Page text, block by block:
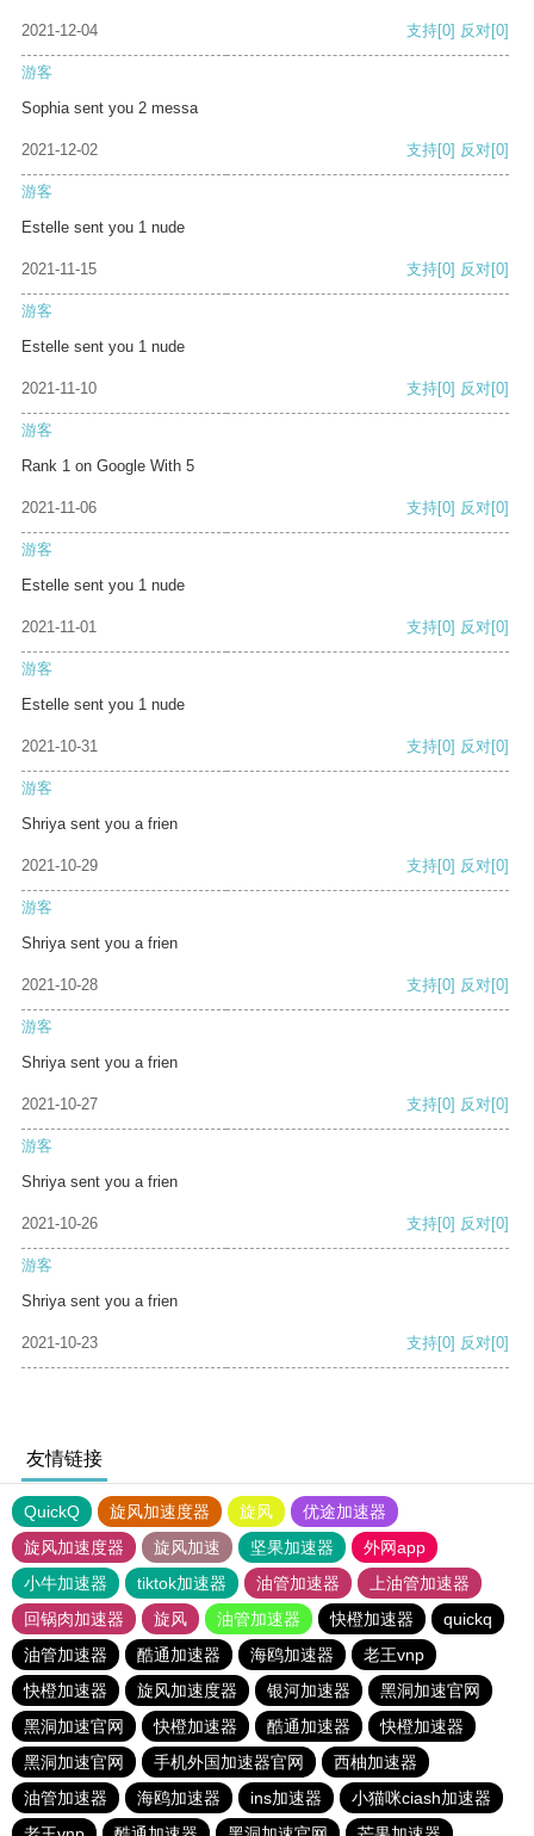
2021-12-04 支持[0] 反对[0]
游客
Sophia sent you 2 messa
2021-12-02 支持[0] 反对[0]
游客
Estelle sent you 1 nude
2021-11-15 支持[0] 反对[0]
游客
Estelle sent you 1 nude
2021-11-10 支持[0] 反对[0]
游客
Rank 1 on Google With 5
2021-11-06 支持[0] 反对[0]
游客
Estelle sent you 1 nude
2021-11-01 支持[0] 反对[0]
游客
Estelle sent you 1 nude
2021-10-31 支持[0] 反对[0]
游客
Shriya sent you a frien
2021-10-29 支持[0] 反对[0]
游客
Shriya sent you a frien
2021-10-28 支持[0] 反对[0]
游客
Shriya sent you a frien
2021-10-27 支持[0] 反对[0]
游客
Shriya sent you a frien
2021-10-26 支持[0] 反对[0]
游客
Shriya sent you a frien
2021-10-23 支持[0] 反对[0]
友情链接
QuickQ 旋风加速度器 旋风
优途加速器
旋风加速度器
旋风加速 坚果加速器
外网app
小牛加速器
tiktok加速器 油管加速器
上油管加速器
回锅肉加速器
旋风 油管加速器 快橙加速器
quickq
油管加速器
酷通加速器 海鸥加速器
老王vnp
快橙加速器
旋风加速度器 银河加速器
黑洞加速官网
黑洞加速官网
快橙加速器 酷通加速器
快橙加速器
黑洞加速官网
手机外国加速器官网
西柚加速器
油管加速器
海鸥加速器 ins加速器
小猫咪ciash加速器